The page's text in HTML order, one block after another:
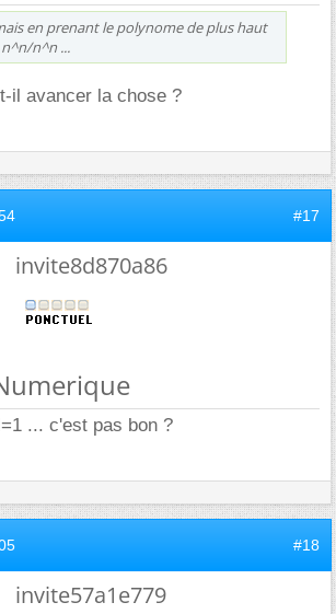
en prenant le polynome de plus haut
n^n ...
il avancer la chose ?
#17
invite8d870a86
... c'est pas bon ?
#18
invite57a1e779